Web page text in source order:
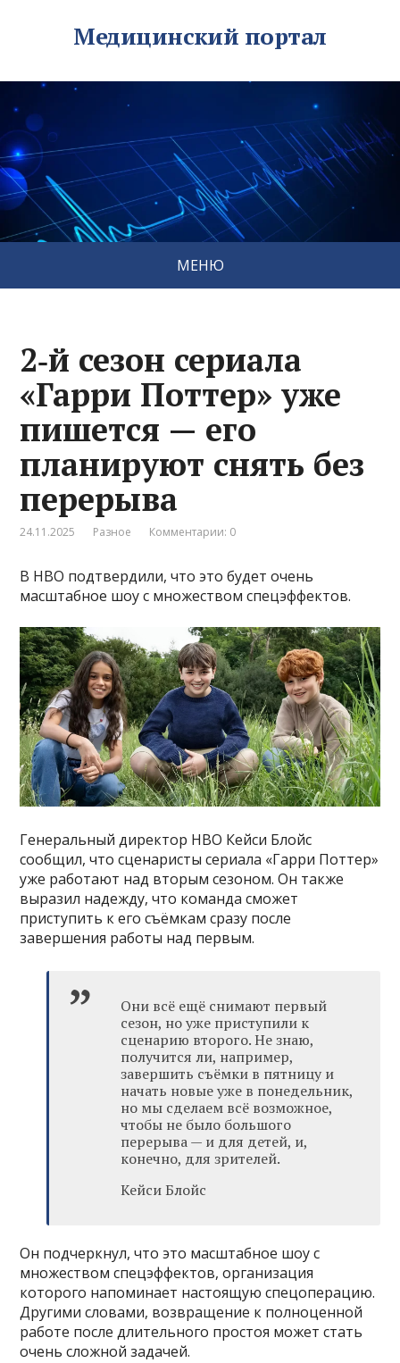
Медицинский портал
МЕНЮ
2‑й сезон сериала
«Гарри Поттер» уже
пишется — его
планируют снять без
перерыва
24.11.2025 Разное Комментарии: 0
В НВО подтвердили, что это будет очень
масштабное шоу с множеством спецэффектов.
Генеральный директор HBO Кейси Блойс
сообщил, что сценаристы сериала «Гарри Поттер»
уже работают над вторым сезоном. Он также
выразил надежду, что команда сможет
приступить к его съёмкам сразу после
завершения работы над первым.
Они всё ещё снимают первый
сезон, но уже приступили к
сценарию второго. Не знаю,
получится ли, например,
завершить съёмки в пятницу и
начать новые уже в понедельник,
но мы сделаем всё возможное,
чтобы не было большого
перерыва — и для детей, и,
конечно, для зрителей.
Кейси Блойс
Он подчеркнул, что это масштабное шоу с
множеством спецэффектов, организация
которого напоминает настоящую спецоперацию.
Другими словами, возвращение к полноценной
работе после длительного простоя может стать
очень сложной задачей.